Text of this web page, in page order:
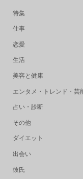
特集
仕事
恋愛
生活
美容と健康
エンタメ・トレンド・芸
占い・診断
その他
ダイエット
出会い
彼氏